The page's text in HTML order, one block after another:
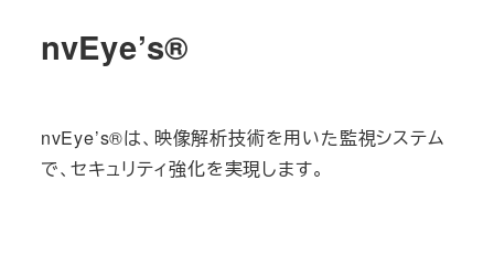
nvEye’s®
nvEye’s®は、映像解析技術を用いた監視システム
で、セキュリティ強化を実現します。